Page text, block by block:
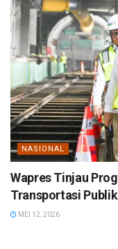
NASIONAL
Wapres Tinjau
Transportasi
MEI 12, 2026